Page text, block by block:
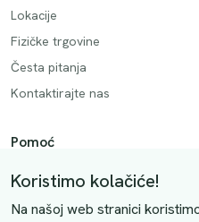
Lokacije
Fizičke trgovine
Česta pitanja
Kontaktirajte nas
Pomoć
Način plaćanja
Dostava
Koristimo kolačiće!
Na našoj web stranici